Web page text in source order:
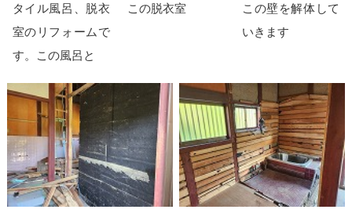
タイル風呂、脱衣
室のリフォームで
す。この風呂と
この脱衣室
この壁を解体して
いきます